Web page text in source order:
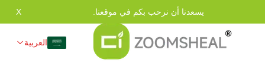
يسعدنا أن نرحب بكم في موقعنا. X
العربية